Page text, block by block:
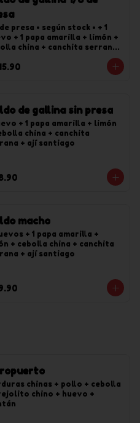
presa • según stock • + 1
+ 1 papa amarilla + limón +
china + canchita serrana
de gallina sin presa
+ 1 papa amarilla + limón
china + canchita
+ ají santiago
macho
+ 1 papa amarilla +
+ cebolla china + canchita
+ ají santiago
chinas + pollo + cebolla
chino + huevo +